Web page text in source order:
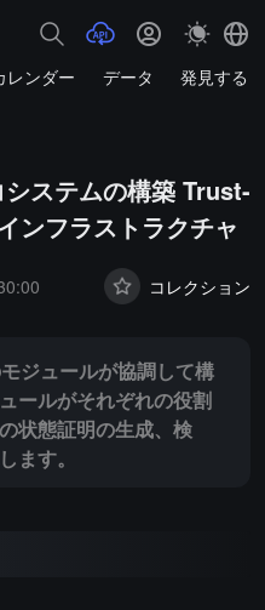
レンダー データ 発見する
ステムの構築 Trust-
ンフラストラクチャ
コレクション
ジュールが協調して構
ールがそれぞれの役割
状態証明の生成、検
ます。